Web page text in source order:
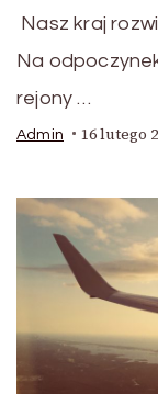
Nasz kraj
Na
rejony …
Admin 16 lutego